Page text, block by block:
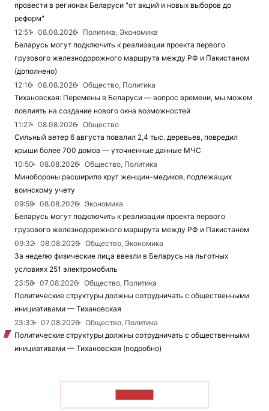
провести в регионах Беларуси "от акций и новых выборов до
реформ"
12:51
08.08.2026
Политика, Экономика
Беларусь могут подключить к реализации проекта первого
грузового железнодорожного маршрута между РФ и Пакистаном
(дополнено)
12:16
08.08.2026
Общество, Политика
Тихановская: Перемены в Беларуси — вопрос времени, мы можем
повлиять на создание нового окна возможностей
11:27
08.08.2026
Общество
Сильный ветер 6 августа повалил 2,4 тыс. деревьев, повредил
крыши более 700 домов — уточненные данные МЧС
10:50
08.08.2026
Общество, Политика
Минобороны расширило круг женщин-медиков, подлежащих
воинскому учету
09:59
08.08.2026
Экономика
Беларусь могут подключить к реализации проекта первого
грузового железнодорожного маршрута между РФ и Пакистаном
09:32
08.08.2026
Общество, Экономика
За неделю физические лица ввезли в Беларусь на льготных
условиях 251 электромобиль
23:58
07.08.2026
Общество, Политика
Политические структуры должны сотрудничать с общественными
инициативами — Тихановская
23:33
07.08.2026
Общество, Политика
Политические структуры должны сотрудничать с общественными
инициативами — Тихановская (подробно)